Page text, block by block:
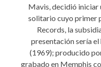
Mavis, decidió iniciar
solitario cuyo primer
Records, la
presentación sería el
(1969); producido
grabado en Memphis